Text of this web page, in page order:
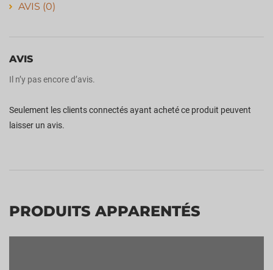
AVIS (0)
AVIS
Il n’y pas encore d’avis.
Seulement les clients connectés ayant acheté ce produit peuvent
laisser un avis.
PRODUITS APPARENTÉS